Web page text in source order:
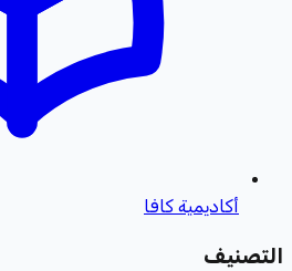
أكاديمية كافا
التصنيف